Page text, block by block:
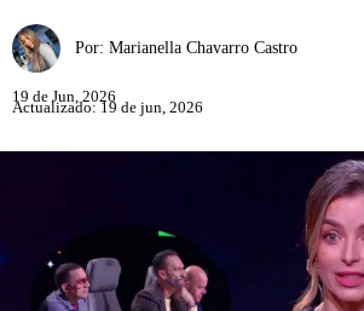
Por: Marianella Chavarro Castro
19 de Jun, 2026
Actualizado: 19 de jun, 2026